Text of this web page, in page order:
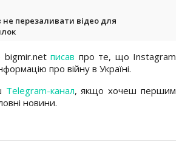
перезаливати відео для
bigmir.netписав про те, що Instagram
про війну в Україні.
Telegram-канал, якщо хочеш першим
новини.